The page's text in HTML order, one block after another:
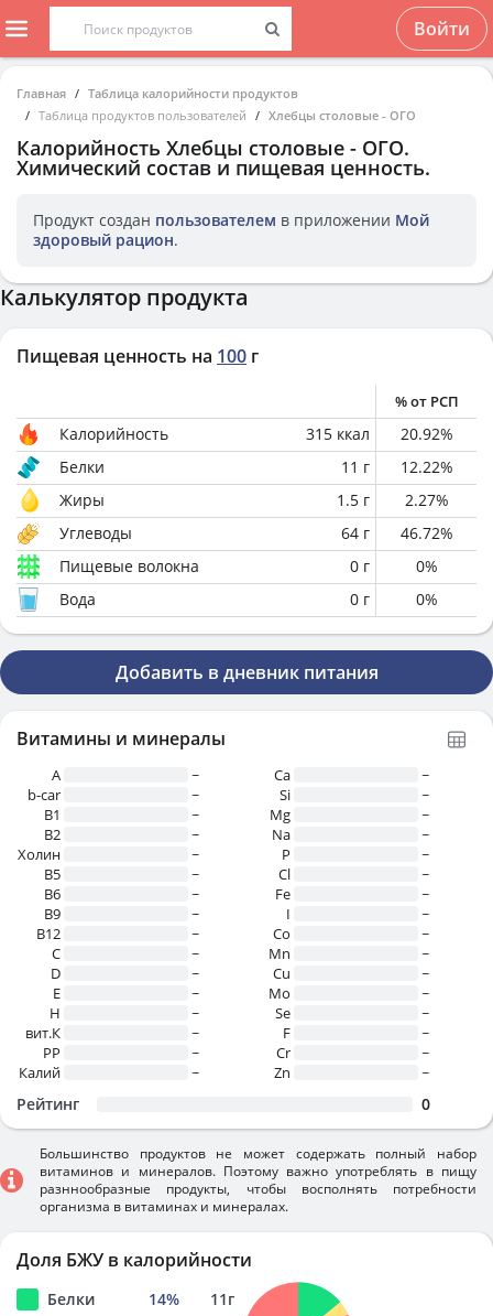
Войти
Главная
Таблица калорийности продуктов
Таблица продуктов пользователей
Хлебцы столовые - ОГО
Калорийность Хлебцы столовые - ОГО.
Химический состав и пищевая ценность.
Продукт создан пользователем в приложении Мой
здоровый рацион.
Калькулятор продукта
Пищевая ценность на 100 г
% от РСП
Калорийность 315 ккал 20.92%
Белки
11 г 12.22%
Жиры
1.5 г 2.27%
Углеводы
64 г 46.72%
Пищевые волокна
0 г 0%
Вода
0 г 0%
Добавить в дневник питания
Витамины и минералы
A
~
b-car
~
В1
~
B2
~
Холин
~
B5
~
B6
~
B9
~
B12
~
C
~
D
~
E
~
H
~
вит.К
~
PP
~
Калий
~
Ca
~
Si
~
Mg
~
Na
~
P
~
Cl
~
Fe
~
I
~
Co
~
Mn
~
Cu
~
Mo
~
Se
~
F
~
Cr
~
Zn
~
Рейтинг 0
Большинство продуктов не может содержать полный набор
витаминов и минералов. Поэтому важно употреблять в пищу
разннообразные продукты, чтобы восполнять потребности
организма в витаминах и минералах.
Доля БЖУ в калорийности
Белки 14% 11г